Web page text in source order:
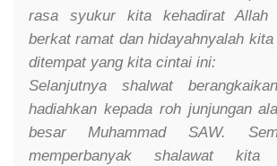
rasa syukur kita kehadirat Allah
berkat ramat dan hidayahnyalah
ditempat yang kita cintai ini:
Selanjutnya shalwat
hadiahkan kepada roh junjungan
besar Muhammad SAW.
memperbanyak shalawat